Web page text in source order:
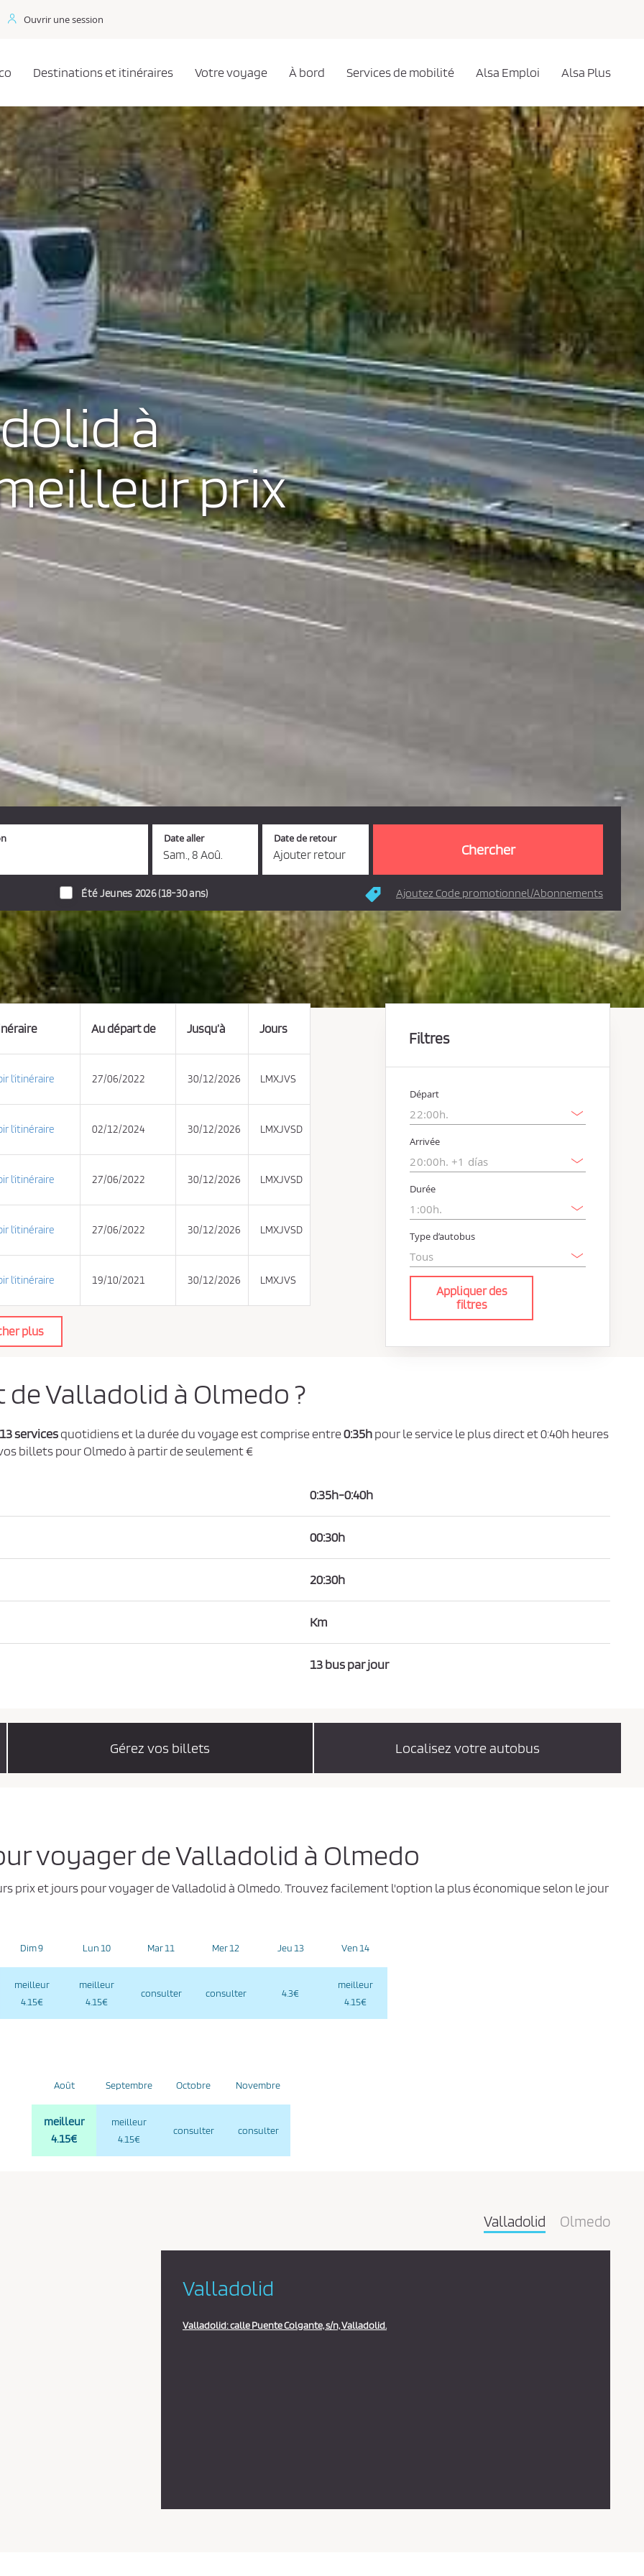
Ouvrir une session
Destinations et itinéraires Votre voyage À bord Services de mobilité Alsa Emploi Alsa Plus
à
prix
Date aller
Sam., 8 Aoû.
Date de retour
Ajouter retour
Été Jeunes 2026 (18-30 ans) Ajoutez Code promotionnel/Abonnements
Au départ de Jusqu’à Jours
l’itinéraire 27/06/2022 30/12/2026 LMXJVS
l’itinéraire 02/12/2024 30/12/2026 LMXJVSD
l’itinéraire 27/06/2022 30/12/2026 LMXJVSD
l’itinéraire 27/06/2022 30/12/2026 LMXJVSD
l’itinéraire 19/10/2021 30/12/2026 LMXJVS
plus
Filtres
Départ
Arrivée
Durée
Type d’autobus
Appliquer des
filtres
Valladolid à Olmedo ?
13 servicesquotidiens et la durée du voyage est comprise entre0:35hpour le service le plus direct et 0:40h heures
billets pour Olmedo à partir de seulement €
0:35h-0:40h
00:30h
20:30h
Km
13 bus par jour
Gérez vos billets Localisez votre autobus
voyager de Valladolid à Olmedo
prix et jours pour voyager de Valladolid à Olmedo. Trouvez facilement l'option la plus économique selon le jour
Dim 9
meilleur
4.15€
Lun 10
meilleur
4.15€
Mar 11
consulter
Mer 12
consulter
Jeu 13
4.3€
Ven 14
meilleur
4.15€
Août
meilleur
4.15€
Septembre
meilleur
4.15€
Octobre
consulter
Novembre
consulter
Valladolid Olmedo
Valladolid
Valladolid: calle Puente Colgante, s/n, Valladolid.